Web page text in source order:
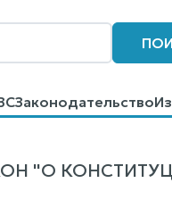
Законодательство
"О